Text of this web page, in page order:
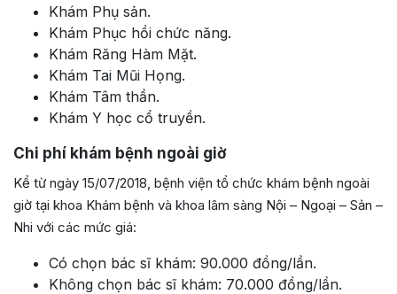
Khám Phụ sản.
Khám Phục hồi chức năng.
Khám Răng Hàm Mặt.
Khám Tai Mũi Họng.
Khám Tâm thần.
Khám Y học cổ truyền.
Chi phí khám bệnh ngoài giờ
Kể từ ngày 15/07/2018, bệnh viện tổ chức khám bệnh ngoài
giờ tại khoa Khám bệnh và khoa lâm sàng Nội – Ngoại – Sản –
Nhi với các mức giá:
Có chọn bác sĩ khám: 90.000 đồng/lần.
Không chọn bác sĩ khám: 70.000 đồng/lần.